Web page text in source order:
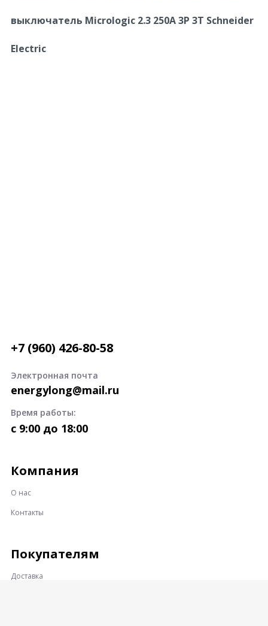
выключатель Micrologic 2.3 250A 3P 3T Schneider
Electric
+7 (960) 426-80-58
Электронная почта
energylong@mail.ru
Время работы:
c 9:00 до 18:00
Компания
О нас
Контакты
Покупателям
Доставка